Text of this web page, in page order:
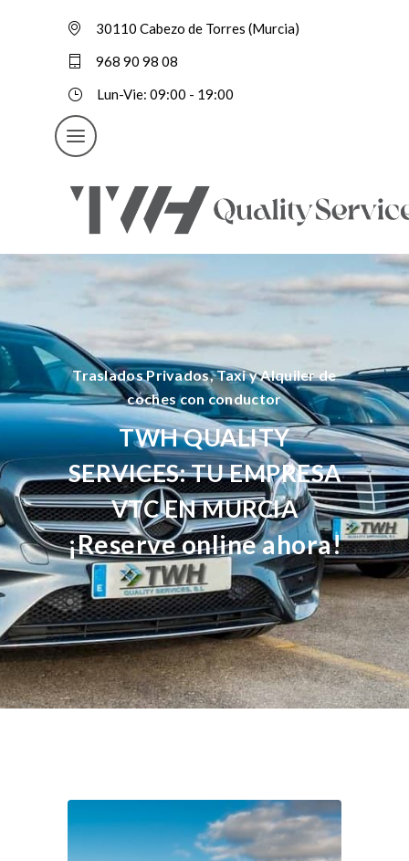
30110 Cabezo de Torres (Murcia)
968 90 98 08
Lun-Vie: 09:00 - 19:00
Traslados Privados, Taxi y Alquiler de
coches con conductor
TWH QUALITY
SERVICES: TU EMPRESA
VTC EN MURCIA
¡Reserve online ahora!